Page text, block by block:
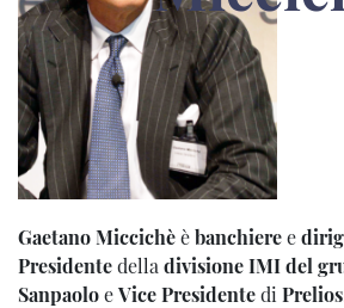
Gaetano Miccichèèbanchieree
Presidentedella divisione IMI del
SanpaoloeVice Presidentedi Prelios